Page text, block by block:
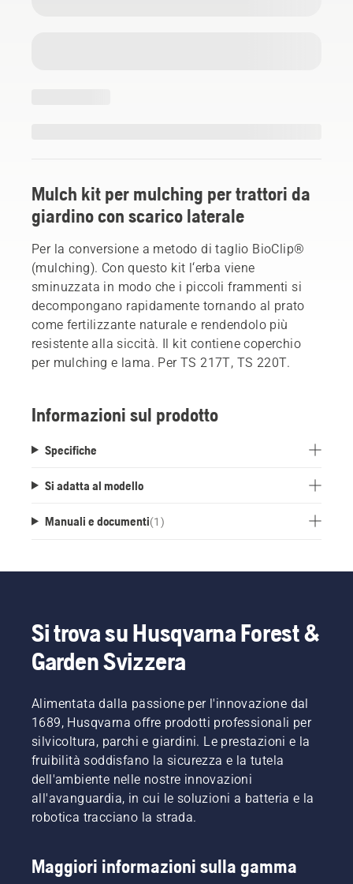
Mulch kit per mulching per trattori da
giardino con scarico laterale
Per la conversione a metodo di taglio BioClip®
(mulching). Con questo kit l‘erba viene
sminuzzata in modo che i piccoli frammenti si
decompongano rapidamente tornando al prato
come fertilizzante naturale e rendendolo più
resistente alla siccità. Il kit contiene coperchio
per mulching e lama. Per TS 217T, TS 220T.
Informazioni sul prodotto
Specifiche
Si adatta al modello
Manuali e documenti(1 )
Si trova su Husqvarna Forest &
Garden Svizzera
Alimentata dalla passione per l'innovazione dal
1689, Husqvarna offre prodotti professionali per
silvicoltura, parchi e giardini. Le prestazioni e la
fruibilità soddisfano la sicurezza e la tutela
dell'ambiente nelle nostre innovazioni
all'avanguardia, in cui le soluzioni a batteria e la
robotica tracciano la strada.
Maggiori informazioni sulla gamma